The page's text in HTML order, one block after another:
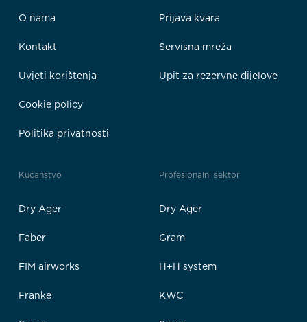
O nama
Kontakt
Uvjeti korištenja
Cookie policy
Politika privatnosti
Prijava kvara
Servisna mreža
Upit za rezervne dijelove
Kućanstvo
Dry Ager
Faber
FIM airworks
Franke
Profesionalni sektor
Dry Ager
Gram
H+H system
KWC